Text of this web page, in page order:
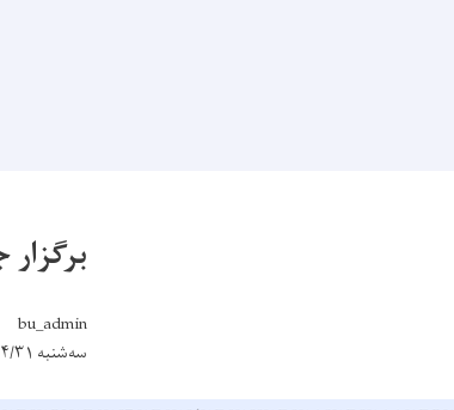
bu_admin
سه‌شنبه ۱۴۰۴/۴/۳۱ - ۹:۱۰